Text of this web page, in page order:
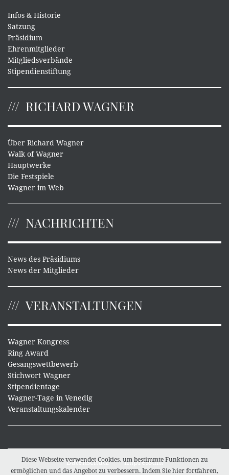
Infos & Historie
Satzung
Präsidium
Ehrenmitglieder
Mitgliedsverbände
Stipendienstiftung
RICHARD WAGNER
Über Richard Wagner
Walk of Wagner
Hauptwerke
Die Festspiele
Wagner im Web
NACHRICHTEN
News des Präsidiums
News der Mitglieder
VERANSTALTUNGEN
Wagner Kongress
Ring Award
Gesangswettbewerb
Stichwort Wagner
Stipendientage
Wagner-Tage in Venedig
Veranstaltungskalender
Datenschutz Impressum
Diese Webseite verwendet Cookies, um bestimmte Funktionen zu
ermöglichen und das Angebot zu verbessern. Indem Sie hier fortfahren,